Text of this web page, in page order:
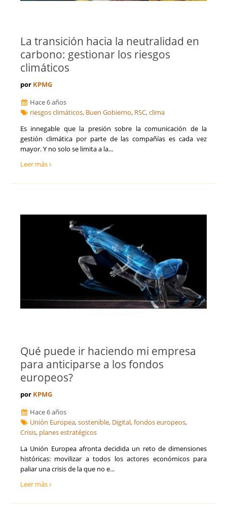
La transición hacia la neutralidad en
carbono: gestionar los riesgos
climáticos
por KPMG
Hace 6 años
riesgos climáticos, Buen Gobierno, RSC,clima
Es innegable que la presión sobre la comunicación de la
gestión climática por parte de las compañías es cada vez
mayor. Y no solo se limita a la...
Leer más
Qué puede ir haciendo mi empresa
para anticiparse a los fondos
europeos?
por KPMG
Hace 6 años
Unión Europea,sostenible, Digital,fondos europeos,
Crisis, planes estratégicos
La Unión Europea afronta decidida un reto de dimensiones
históricas: movilizar a todos los actores económicos para
paliar una crisis de la que no e...
Leer más